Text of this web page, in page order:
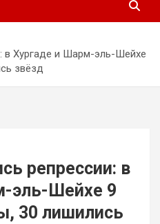
в Хургаде и Шарм-эль-Шейхе
звёзд
репрессии: в
эль-Шейхе 9
30 лишились